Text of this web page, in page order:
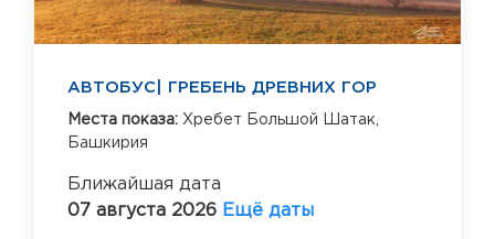
АВТОБУС| ГРЕБЕНЬ ДРЕВНИХ ГОР
Места показа: Хребет Большой Шатак,
Башкирия
Ближайшая дата
07 августа 2026 Ещё даты